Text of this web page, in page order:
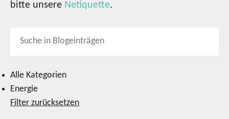
bitte unsere Netiquette.
Alle Kategorien
Energie
Filter zurücksetzen